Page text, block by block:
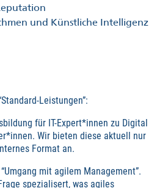
und Künstliche Intelligenz
Leistungen”:
für IT-Expert*innen zu Digital
Wir bieten diese aktuell nur
Format an.
mit agilem Management”.
spezialisert, was agiles